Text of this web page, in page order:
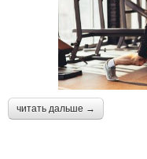
читать дальше →